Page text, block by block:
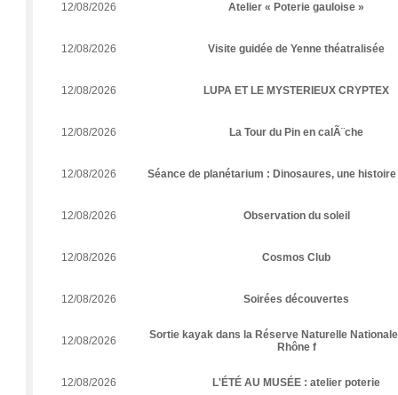
12/08/2026 Atelier « Poterie gauloise »
12/08/2026 Visite guidée de Yenne théatralisée
12/08/2026 LUPA ET LE MYSTERIEUX CRYPTEX
12/08/2026 La Tour du Pin en calÃ¨che
12/08/2026 Séance de planétarium : Dinosaures, une
12/08/2026 Observation du soleil
12/08/2026 Cosmos Club
12/08/2026 Soirées découvertes
12/08/2026
Sortie kayak dans la Réserve Naturelle
Rhône f
12/08/2026 L'ÉTÉ AU MUSÉE : atelier poterie